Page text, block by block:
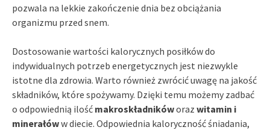
pozwala na lekkie zakończenie dnia bez obciążania
organizmu przed snem.
Dostosowanie wartości kalorycznych posiłków do
indywidualnych potrzeb energetycznych jest niezwykle
istotne dla zdrowia. Warto również zwrócić uwagę na jakość
składników, które spożywamy. Dzięki temu możemy zadbać
o odpowiednią ilość makroskładnikóworaz witamin i
minerałóww diecie. Odpowiednia kaloryczność śniadania,